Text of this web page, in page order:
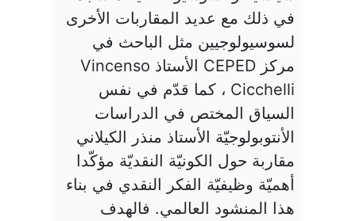
في ذلك مع عديد المقاربات الأخرى
لسوسيولوجيين مثل الباحث في
مركز CEPED الأستاذ Vincenso
Cicchelli ، كما قدّم في نفس
السياق المختص في الدراسات
الأنتوبولوجيّة الأستاذ منذر الكيلاني
مقاربة حول الكونيّة النقديّة مؤكّدا
أهميّة وظيفيّة الفكر النقدي في بناء
هذا المنشود العالمي. فالهدف